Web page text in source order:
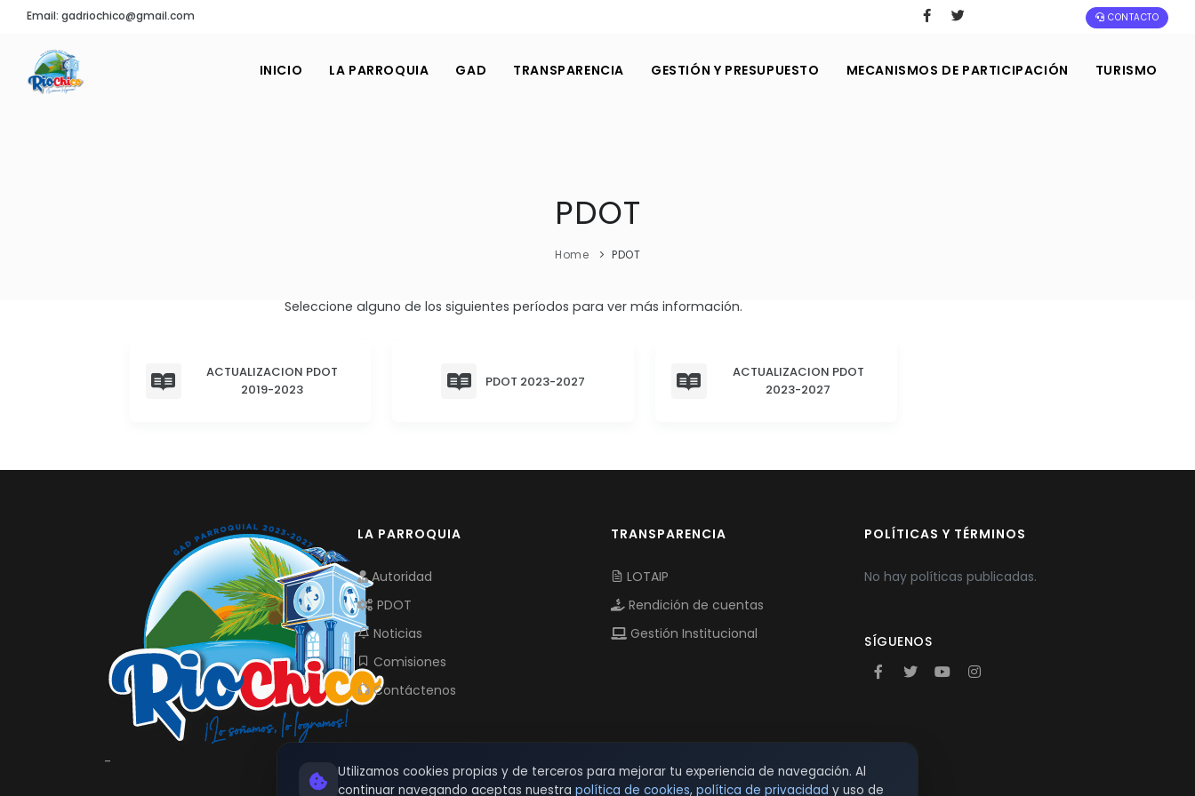
Email: gadriochico@gmail.com CONTACTO
INICIO LA PARROQUIA GAD TRANSPARENCIA GESTIÓN Y PRESUPUESTO MECANISMOS DE PARTICIPACIÓN TURISMO
PDOT
Home PDOT
Seleccione alguno de los siguientes períodos para ver más información.
ACTUALIZACION PDOT
2019-2023
PDOT 2023-2027
ACTUALIZACION PDOT
2023-2027
-
LA PARROQUIA
Autoridad
PDOT
Noticias
Comisiones
Contáctenos
TRANSPARENCIA
LOTAIP
Rendición de cuentas
Gestión Institucional
POLÍTICAS Y TÉRMINOS
No hay políticas publicadas.
SÍGUENOS
Utilizamos cookies propias y de terceros para mejorar tu experiencia de navegación. Al
continuar navegando aceptas nuestra política de cookies, política de privacidad y uso de